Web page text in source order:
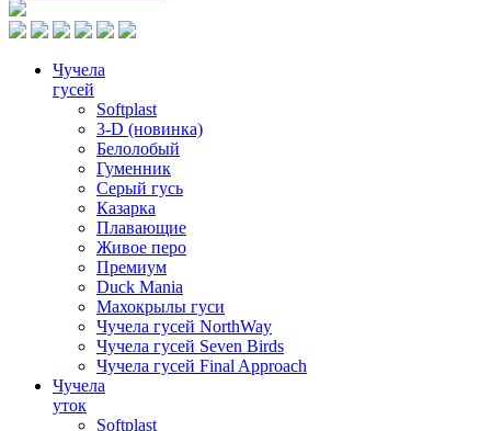
Чучела
гусей
Softplast
3-D (новинка)
Белолобый
Гуменник
Серый гусь
Казарка
Плавающие
Живое перо
Премиум
Duck Mania
Махокрылы гуси
Чучела гусей NorthWay
Чучела гусей Seven Birds
Чучела гусей Final Approach
Чучела
уток
Softplast